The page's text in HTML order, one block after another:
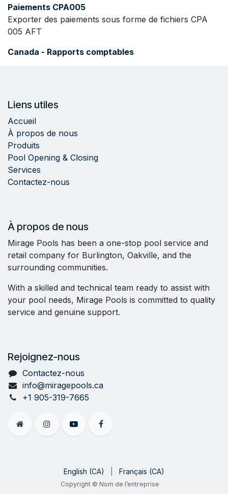
Paiements CPA005
Exporter des paiements sous forme de fichiers CPA
005 AFT
Canada - Rapports comptables
Liens utiles
Accueil
À propos de nous
Produits
Pool Opening & Closing
Services
Contactez-nous
À propos de nous
Mirage Pools has been a one-stop pool service and
retail company for Burlington, Oakville, and the
surrounding communities.
With a skilled and technical team ready to assist with
your pool needs, Mirage Pools is committed to quality
service and genuine support.
Rejoignez-nous
Contactez-nous
info@miragepools.ca
+1 905-319-7665
Copyright © Nom de l’entreprise
English (CA) Français (CA)